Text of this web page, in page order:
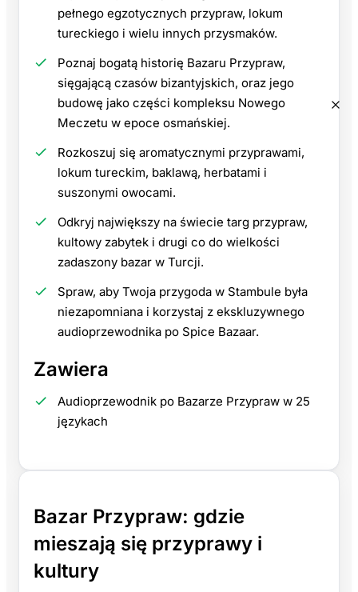
pełnego egzotycznych przypraw, lokum
tureckiego i wielu innych przysmaków.
Poznaj bogatą historię Bazaru Przypraw,
sięgającą czasów bizantyjskich, oraz jego
budowę jako części kompleksu Nowego
Meczetu w epoce osmańskiej.
Rozkoszuj się aromatycznymi przyprawami,
lokum tureckim, baklawą, herbatami i
suszonymi owocami.
Odkryj największy na świecie targ przypraw,
kultowy zabytek i drugi co do wielkości
zadaszony bazar w Turcji.
Spraw, aby Twoja przygoda w Stambule była
niezapomniana i korzystaj z ekskluzywnego
audioprzewodnika po Spice Bazaar.
Zawiera
Audioprzewodnik po Bazarze Przypraw w 25
językach
Bazar Przypraw: gdzie
mieszają się przyprawy i
kultury